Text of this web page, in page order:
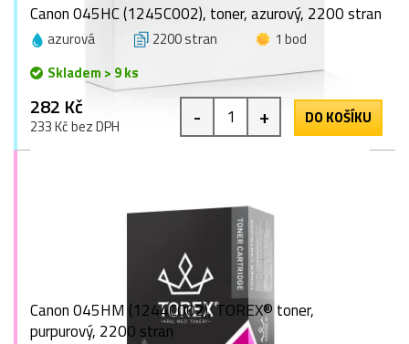
Canon 045HC (1245C002), toner, azurový, 2200 stran
azurová 2200 stran
1 bod
Skladem > 9 ks
282 Kč
233 Kč bez DPH - + DO KOŠÍKU
Canon 045HM (1244C002), TOREX® toner,
purpurový, 2200 stran